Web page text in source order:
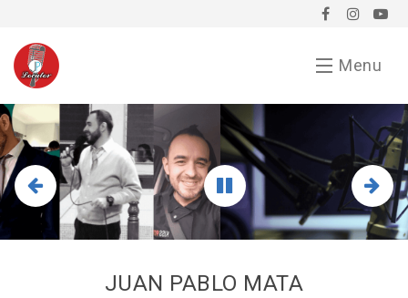
Menu
Inicio
Demo
Chavorrucadas
JUAN PABLO MATA